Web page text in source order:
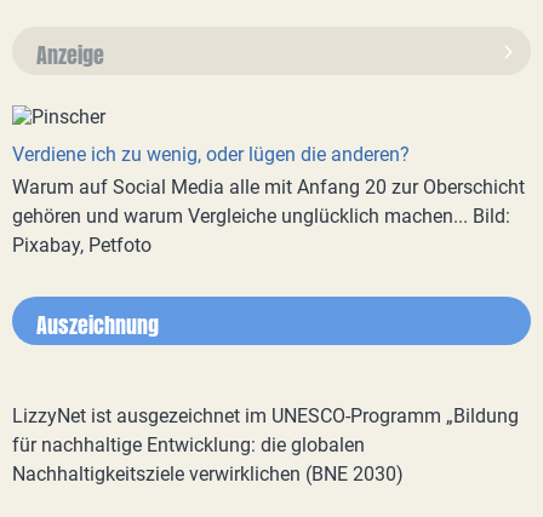
Anzeige
Verdiene ich zu wenig, oder lügen die anderen?
Warum auf Social Media alle mit Anfang 20 zur Oberschicht
gehören und warum Vergleiche unglücklich machen... Bild:
Pixabay, Petfoto
Auszeichnung
LizzyNet ist ausgezeichnet im UNESCO-Programm „Bildung
für nachhaltige Entwicklung: die globalen
Nachhaltigkeitsziele verwirklichen (BNE 2030)